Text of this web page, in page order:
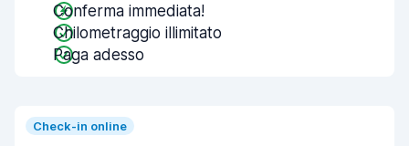
Conferma immediata!
Chilometraggio illimitato
Paga adesso
Check-in online